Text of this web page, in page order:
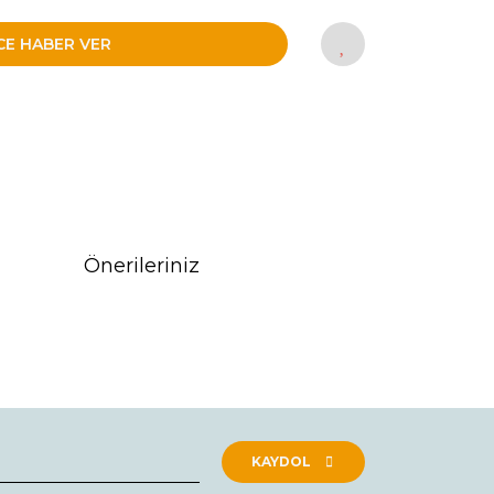
HABER VER
Önerileriniz
KAYDOL